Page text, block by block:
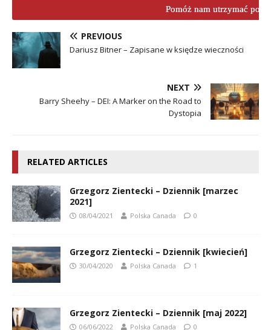
Pomóż nam utrzymać
PREVIOUS
Dariusz Bitner – Zapisane w księdze wieczności
NEXT
Barry Sheehy – DEI: A Marker on the Road to
Dystopia
RELATED ARTICLES
Grzegorz Zientecki – Dziennik [marzec
2021]
08/04/2021 Polska Canada 0
Grzegorz Zientecki – Dziennik [kwiecień]
30/04/2020 Polska Canada 1
Grzegorz Zientecki – Dziennik [maj 2022]
06/06/2022 Polska Canada 0